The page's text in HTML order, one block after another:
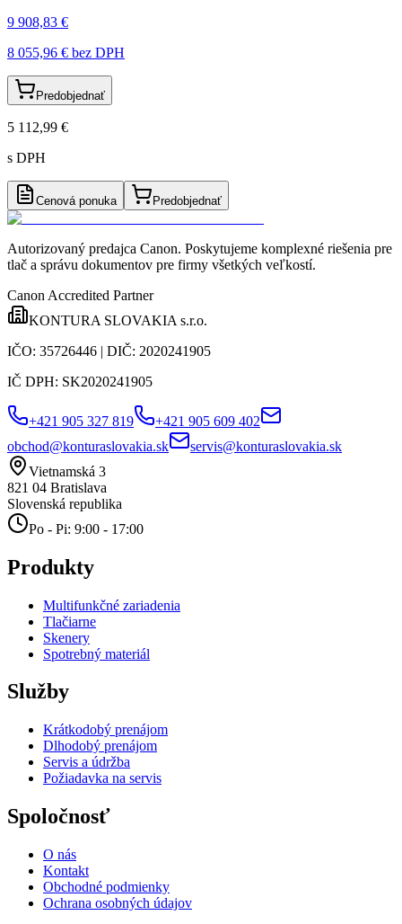
9 908,83 €
8 055,96 € bez DPH
Predobjednať
5 112,99 €
s DPH
Cenová ponuka Predobjednať
Autorizovaný predajca Canon. Poskytujeme komplexné riešenia pre
tlač a správu dokumentov pre firmy všetkých veľkostí.
Canon Accredited Partner
KONTURA SLOVAKIA s.r.o.
IČO: 35726446 | DIČ: 2020241905
IČ DPH: SK2020241905
+421 905 327 819
+421 905 609 402
obchod@konturaslovakia.sk
servis@konturaslovakia.sk
Vietnamská 3
821 04 Bratislava
Slovenská republika
Po - Pi: 9:00 - 17:00
Produkty
Multifunkčné zariadenia
Tlačiarne
Skenery
Spotrebný materiál
Služby
Krátkodobý prenájom
Dlhodobý prenájom
Servis a údržba
Požiadavka na servis
Spoločnosť
O nás
Kontakt
Obchodné podmienky
Ochrana osobných údajov